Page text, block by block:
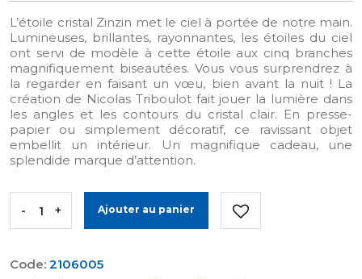
L’étoile cristal Zinzin met le ciel à portée de notre main.
Lumineuses, brillantes, rayonnantes, les étoiles du ciel
ont servi de modèle à cette étoile aux cinq branches
magnifiquement biseautées. Vous vous surprendrez à
la regarder en faisant un vœu, bien avant la nuit ! La
création de Nicolas Triboulot fait jouer la lumière dans
les angles et les contours du cristal clair. En presse-
papier ou simplement décoratif, ce ravissant objet
embellit un intérieur. Un magnifique cadeau, une
splendide marque d’attention.
- + Ajouter au panier
Code: 2106005